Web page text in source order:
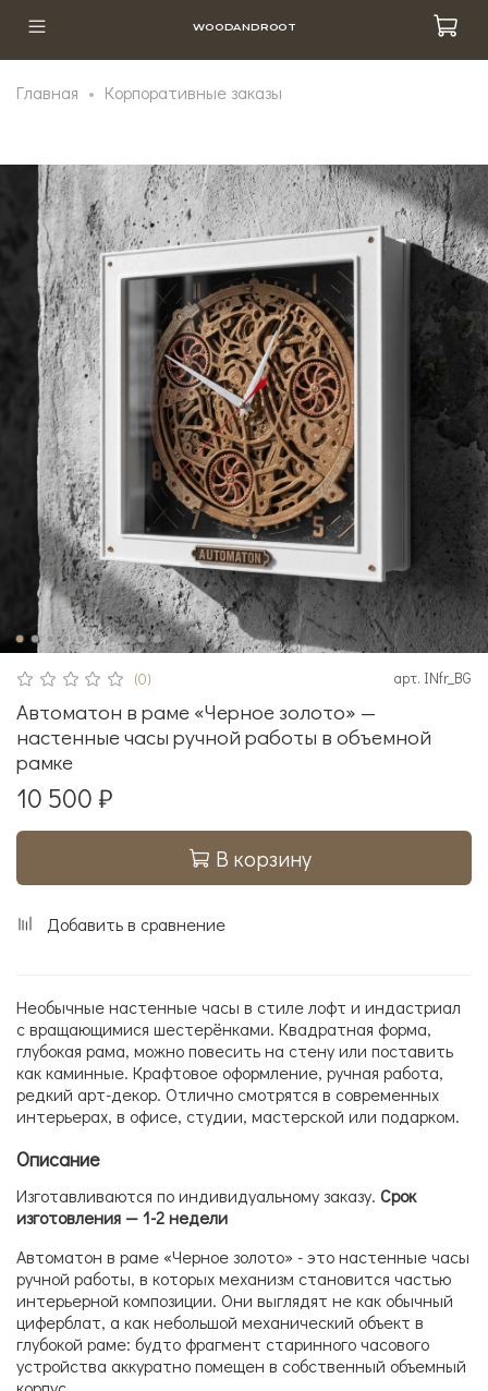
WOODANDROOT
Главная Корпоративные заказы
(0) арт. INfr_BG
Автоматон в раме «Черное золото» —
настенные часы ручной работы в объемной
рамке
10 500 ₽
В корзину
Добавить в сравнение
Необычные настенные часы в стиле лофт и индастриал
с вращающимися шестерёнками. Квадратная форма,
глубокая рама, можно повесить на стену или поставить
как каминные. Крафтовое оформление, ручная работа,
редкий арт-декор. Отлично смотрятся в современных
интерьерах, в офисе, студии, мастерской или подарком.
Описание
Изготавливаются по индивидуальному заказу. Срок
изготовления —1-2 недели
Автоматон в раме «Черное золото» - это настенные часы
ручной работы, в которых механизм становится частью
интерьерной композиции. Они выглядят не как обычный
циферблат, а как небольшой механический объект в
глубокой раме: будто фрагмент старинного часового
устройства аккуратно помещен в собственный объемный